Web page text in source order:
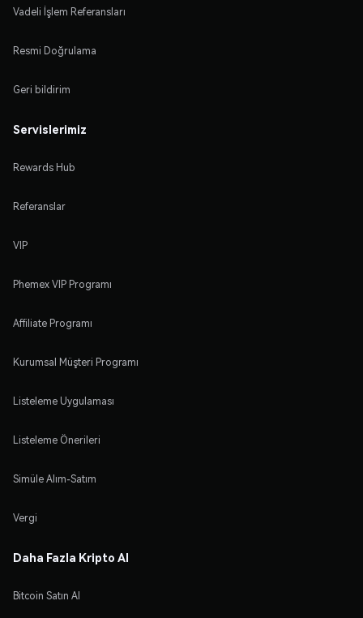
Vadeli İşlem Referansları
Resmi Doğrulama
Geri bildirim
Servislerimiz
Rewards Hub
Referanslar
VIP
Phemex VIP Programı
Affiliate Programı
Kurumsal Müşteri Programı
Listeleme Uygulaması
Listeleme Önerileri
Simüle Alım-Satım
Vergi
Daha Fazla Kripto Al
Bitcoin Satın Al